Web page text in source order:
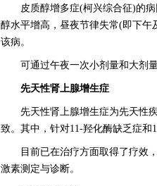
皮质醇增多症(柯兴综合征)的病
醇水平增高，昼夜节律失常(即下午
该病。
可通过午夜一次小剂量和大剂量
先天性肾上腺增生症
先天性肾上腺增生症为先天性疾
致。其中，针对11-羟化酶缺乏症和
目前已在治疗方面取得了疗效，
激素测定与诊断。